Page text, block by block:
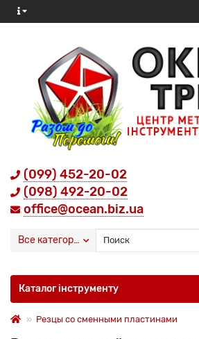
(099) 452-20-02
(098) 492-20-02
office@ocean.biz.ua
Все категории
Каталог інструменту
Резцы со сменными пластинами